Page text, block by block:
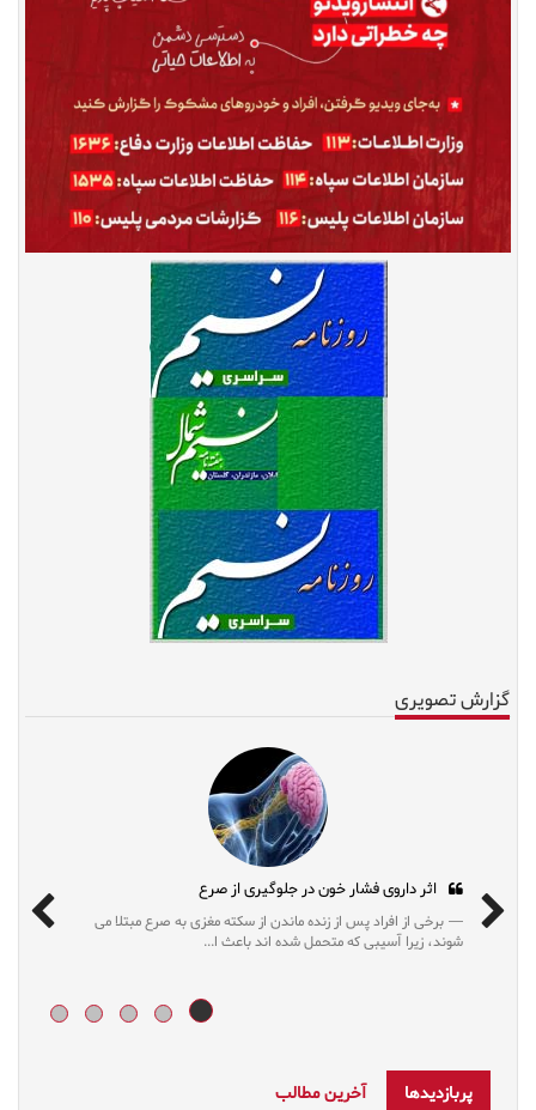
گزارش تصویری
اثر داروی فشار خون در جلوگیری از صرع
برخی از افراد پس از زنده ماندن از سکته مغزی به صرع مبتلا می
شوند، زیرا آسیبی که متحمل شده اند باعث ا...
پربازدیدها آخرین مطالب